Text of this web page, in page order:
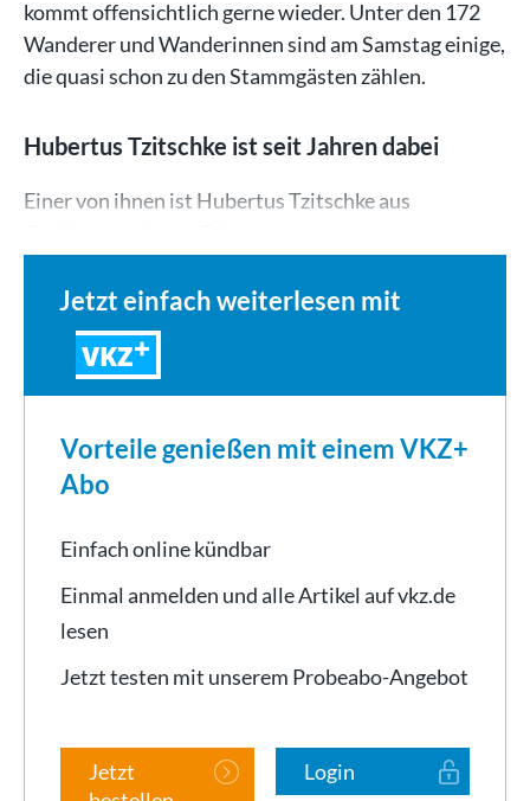
kommt offensichtlich gerne wieder. Unter den 172
Wanderer und Wanderinnen sind am Samstag einige,
die quasi schon zu den Stammgästen zählen.
Hubertus Tzitschke ist seit Jahren dabei
Einer von ihnen ist Hubertus Tzitschke aus
Jetzt einfach weiterlesen mit
VKZ
Vorteile genießen mit einem VKZ+
Abo
Einfach online kündbar
Einmal anmelden und alle Artikel auf vkz.de
lesen
Jetzt testen mit unserem Probeabo-Angebot
Jetzt
Login